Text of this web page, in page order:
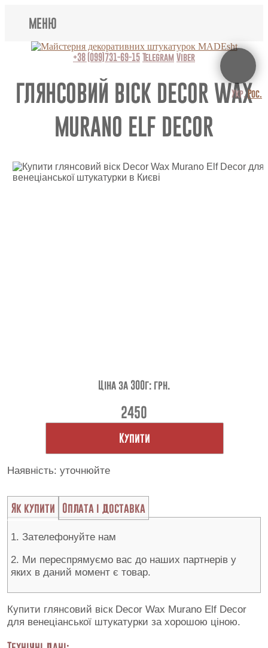
МЕНЮ
Lincrusta
Наші роботи
Декоративні панно
+38 (099)731-69-15TelegramViber
ГЛЯНСОВИЙ ВІСК DECOR WAX
MURANO ELF DECOR
Ціна за 300г: грн.
2450
Купити
Наявність: уточнюйте
Як купити Оплата і доставка
1. Зателефонуйте нам
2. Ми переспрямуємо вас до наших партнерів у
яких в даний момент є товар.
Купити глянсовий віск Decor Wax Murano Elf Decor
для венеціанської штукатурки за хорошою ціною.
Укр.Рос.